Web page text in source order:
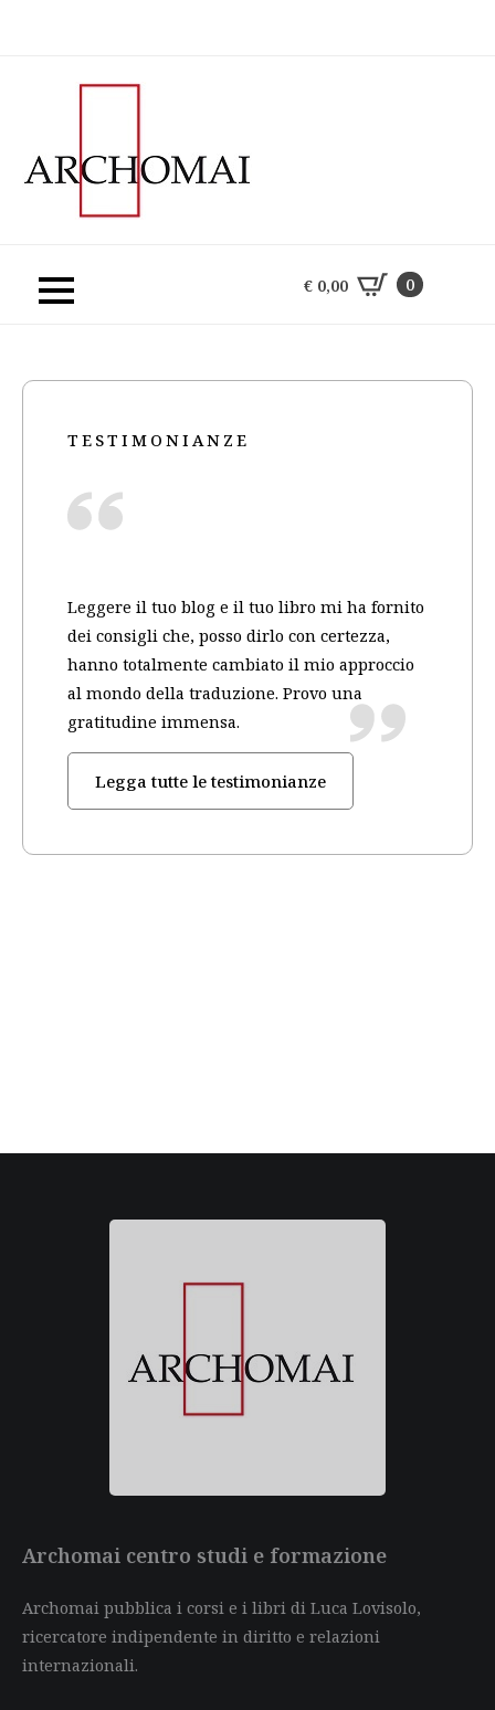
€ 0,00 0
TESTIMONIANZE
Leggere il tuo blog e il tuo libro mi ha fornito
dei consigli che, posso dirlo con certezza,
hanno totalmente cambiato il mio approccio
al mondo della traduzione. Provo una
gratitudine immensa.
Legga tutte le testimonianze
Archomai centro studi e formazione
Archomai pubblica i corsi e i libri di Luca Lovisolo,
ricercatore indipendente in diritto e relazioni
internazionali.